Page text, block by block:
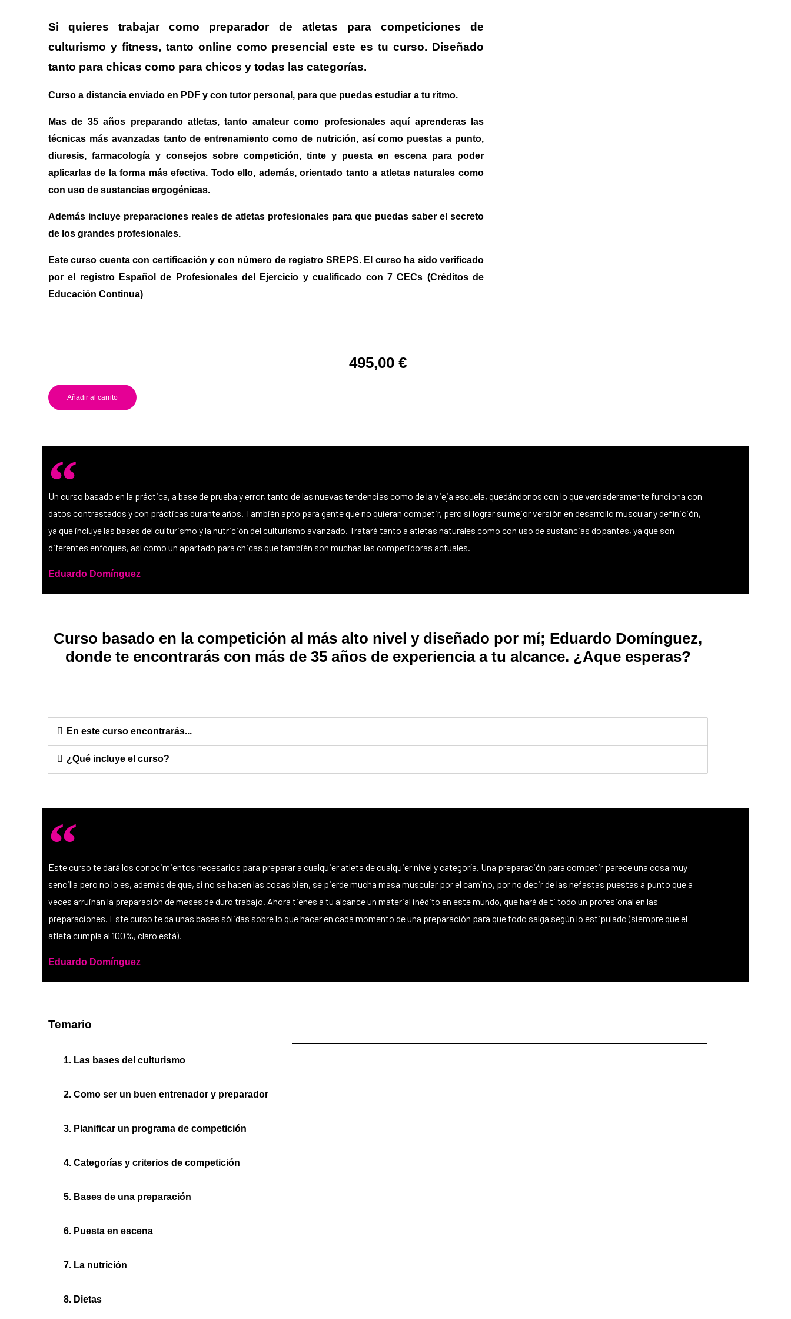
Si quieres trabajar como preparador de atletas para competiciones de
culturismo y fitness, tanto online como presencial este es tu curso. Diseñado
tanto para chicas como para chicos y todas las categorías.
Curso a distancia enviado en PDF y con tutor personal, para que puedas estudiar a tu ritmo.
Mas de 35 años preparando atletas, tanto amateur como profesionales aquí aprenderas las
técnicas más avanzadas tanto de entrenamiento como de nutrición, así como puestas a punto,
diuresis, farmacología y consejos sobre competición, tinte y puesta en escena para poder
aplicarlas de la forma más efectiva. Todo ello, además, orientado tanto a atletas naturales como
con uso de sustancias ergogénicas.
Además incluye preparaciones reales de atletas profesionales para que puedas saber el secreto
de los grandes profesionales.
Este curso cuenta con certificación y con número de registro SREPS. El curso ha sido verificado
por el registro Español de Profesionales del Ejercicio y cualificado con 7 CECs (Créditos de
Educación Continua)
495,00 €
Añadir al carrito
Un curso basado en la práctica, a base de prueba y error, tanto de las nuevas tendencias como de la vieja escuela, quedándonos con lo que verdaderamente funciona con
datos contrastados y con prácticas durante años. También apto para gente que no quieran competir, pero si lograr su mejor versión en desarrollo muscular y definición,
ya que incluye las bases del culturismo y la nutrición del culturismo avanzado. Tratará tanto a atletas naturales como con uso de sustancias dopantes, ya que son
diferentes enfoques, así como un apartado para chicas que también son muchas las competidoras actuales.
Eduardo Domínguez
Curso basado en la competición al más alto nivel y diseñado por mí; Eduardo Domínguez,
donde te encontrarás con más de 35 años de experiencia a tu alcance. ¿Aque esperas?
En este curso encontrarás...
¿Qué incluye el curso?
Este curso te dará los conocimientos necesarios para preparar a cualquier atleta de cualquier nivel y categoría. Una preparación para competir parece una cosa muy
sencilla pero no lo es, además de que, si no se hacen las cosas bien, se pierde mucha masa muscular por el camino, por no decir de las nefastas puestas a punto que a
veces arruinan la preparación de meses de duro trabajo. Ahora tienes a tu alcance un material inédito en este mundo, que hará de ti todo un profesional en las
preparaciones. Este curso te da unas bases sólidas sobre lo que hacer en cada momento de una preparación para que todo salga según lo estipulado (siempre que el
atleta cumpla al 100%, claro está).
Eduardo Domínguez
Temario
1. Las bases del culturismo
2. Como ser un buen entrenador y preparador
3. Planificar un programa de competición
4. Categorías y criterios de competición
5. Bases de una preparación
6. Puesta en escena
7. La nutrición
8. Dietas